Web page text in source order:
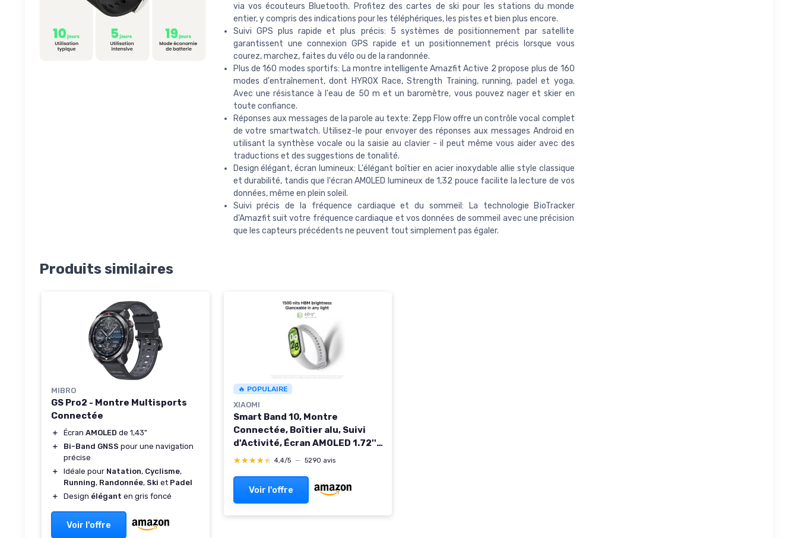
via vos écouteurs Bluetooth. Profitez des cartes de ski pour les stations du monde
entier, y compris des indications pour les téléphériques, les pistes et bien plus encore.
Suivi GPS plus rapide et plus précis: 5 systèmes de positionnement par satellite
garantissent une connexion GPS rapide et un positionnement précis lorsque vous
courez, marchez, faites du vélo ou de la randonnée.
Plus de 160 modes sportifs: La montre intelligente Amazfit Active 2 propose plus de 160
modes d'entraînement, dont HYROX Race, Strength Training, running, padel et yoga.
Avec une résistance à l'eau de 50 m et un baromètre, vous pouvez nager et skier en
toute confiance.
Réponses aux messages de la parole au texte: Zepp Flow offre un contrôle vocal complet
de votre smartwatch. Utilisez-le pour envoyer des réponses aux messages Android en
utilisant la synthèse vocale ou la saisie au clavier - il peut même vous aider avec des
traductions et des suggestions de tonalité.
Design élégant, écran lumineux: L'élégant boîtier en acier inoxydable allie style classique
et durabilité, tandis que l'écran AMOLED lumineux de 1,32 pouce facilite la lecture de vos
données, même en plein soleil.
Suivi précis de la fréquence cardiaque et du sommeil: La technologie BioTracker
d'Amazfit suit votre fréquence cardiaque et vos données de sommeil avec une précision
que les capteurs précédents ne peuvent tout simplement pas égaler.
Produits similaires
MIBRO
GS Pro2 - Montre Multisports
Connectée
＋ Écran AMOLED de 1,43"
＋
Bi-Band GNSS pour une navigation
précise
＋
Idéale pour Natation, Cyclisme,
Running, Randonnée, Ski et Padel
＋
Design élégant en gris foncé
Voir l'offre
🔥 POPULAIRE
XIAOMI
Smart Band 10, Montre
Connectée, Boîtier alu, Suivi
d'Activité, Écran AMOLED 1.72'',
Autonomie 21 Jours, Charge
Sommeil,150+ Sports, iOS &
Android, 5 ATM, Boussole Noir
★★★★★
★★★★★ 4,4/5 — 5290 avis
Voir l'offre